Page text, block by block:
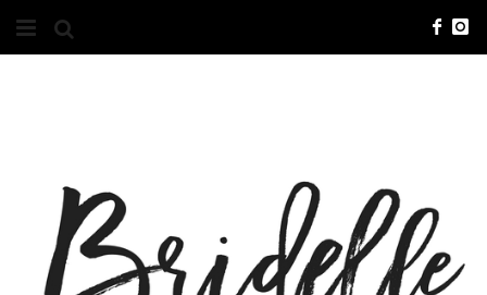
O NAS
KONTAKT